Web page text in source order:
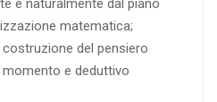
e naturalmente dal piano
matematica;
del pensiero
e deduttivo